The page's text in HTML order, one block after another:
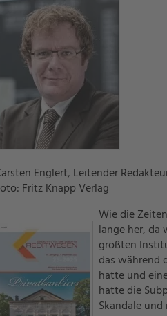
Englert, Leitender
Fritz Knapp Verlag
Wie die
lange her, da
größten
das während
hatte und
hatte die
Skandale